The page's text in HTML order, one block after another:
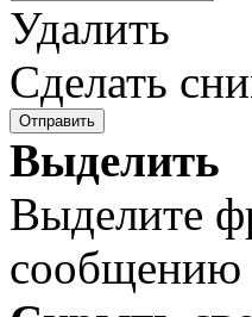
Удалить
Сделать
Отправить
Выделить
Выделите
сообщению